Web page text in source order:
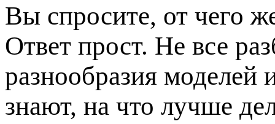
Вы спросите, от чего
Ответ прост. Не все
разнообразия моделей
знают, на что лучше